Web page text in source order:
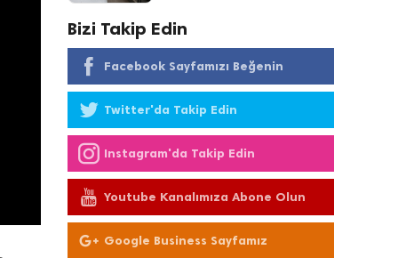
Bizi Takip Edin
Facebook Sayfamızı Beğenin
Twitter'da Takip Edin
Instagram'da Takip Edin
Youtube Kanalımıza Abone Olun
Google Business Sayfamız